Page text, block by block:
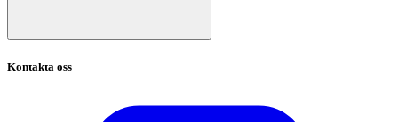
Kontakta oss